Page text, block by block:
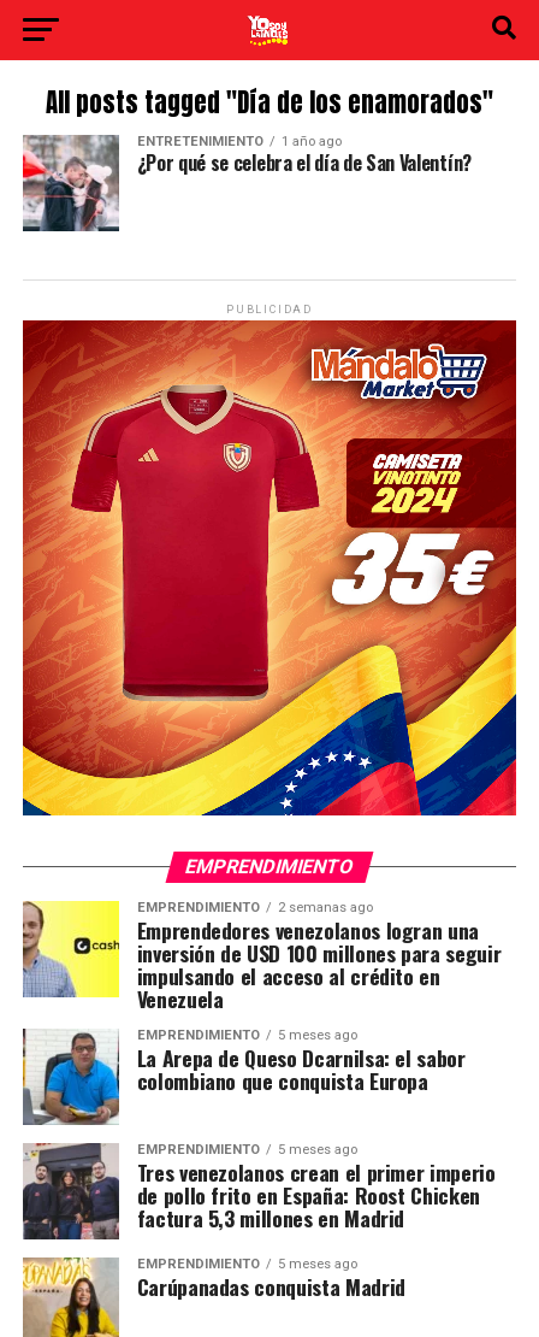
All posts tagged "Día de los enamorados"
ENTRETENIMIENTO 1 año ago
¿Por qué se celebra el día de San Valentín?
PUBLICIDAD
EMPRENDIMIENTO
EMPRENDIMIENTO 2 semanas ago
Emprendedores venezolanos logran una
inversión de USD 100 millones para seguir
impulsando el acceso al crédito en
Venezuela
EMPRENDIMIENTO 5 meses ago
La Arepa de Queso Dcarnilsa: el sabor
colombiano que conquista Europa
EMPRENDIMIENTO 5 meses ago
Tres venezolanos crean el primer imperio
de pollo frito en España: Roost Chicken
factura 5,3 millones en Madrid
EMPRENDIMIENTO 5 meses ago
Carúpanadas conquista Madrid